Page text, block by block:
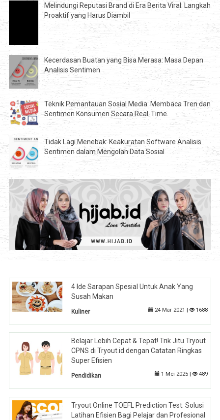
Melindungi Reputasi Brand di Era Berita Viral: Langkah
Proaktif yang Harus Diambil
Kecerdasan Buatan yang Bisa Merasa: Masa Depan
Analisis Sentimen
Teknik Pemantauan Sosial Media: Membaca Tren dan
Sentimen Konsumen Secara Real-Time
Tidak Lagi Menebak: Keakuratan Software Analisis
Sentimen dalam Mengolah Data Sosial
4 Ide Sarapan Spesial Untuk Anak Yang
Susah Makan
Kuliner 24 Mar 2021 | 1688
Belajar Lebih Cepat & Tepat! Trik Jitu Tryout
CPNS di Tryout.id dengan Catatan Ringkas
Super Efisien
Pendidikan 1 Mei 2025 | 489
Tryout Online TOEFL Prediction Test: Solusi
Latihan Efisien Bagi Pelajar dan Profesional